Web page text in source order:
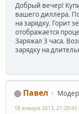
Добрый вечер!
вашего диллера.
на зарядку. Горит
отображается
Заряжал 3 часа.
зарядку на
Павел
18 января 2013, 21:29:43